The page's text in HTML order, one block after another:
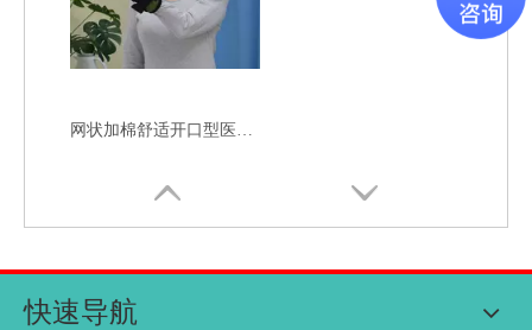
网状加棉舒适开口型医用防拔管老年人多功能约束手套
快速导航